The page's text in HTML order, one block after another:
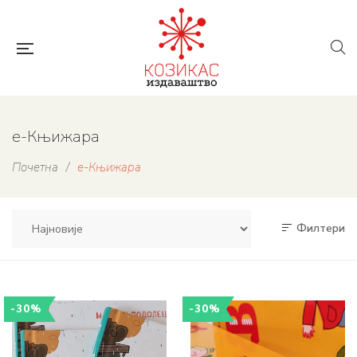
е-Књижара
Почетна / е-Књижара
Филтери
-30% -30%